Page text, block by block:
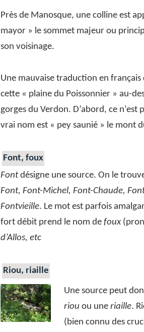
Près de Manosque, une colline est
mayor » le sommet majeur ou
son voisinage.
Une mauvaise traduction en
cette « plaine du Poissonnier » au-
gorges du Verdon. D’abord, ce
vrai nom est « pey saunié » le mont
Font, foux
Fontdésigne une source. On le
Font, Font-Michel, Font-Chaude,
Fontvieille. Le mot est parfois
fort débit prend le nom defoux
d’Allos, etc
Riou, riaille
Une source peut
riou ou uneriaille.
(bien connu des